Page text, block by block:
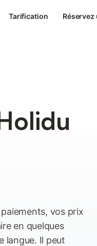
Tarification
vos prix
en quelques
langue. Il peut